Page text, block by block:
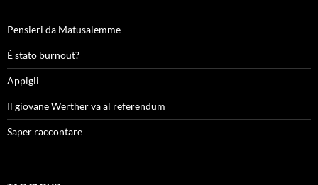
Pensieri da Matusalemme
É stato burnout?
Appigli
Il giovane Werther va al referendum
Saper raccontare